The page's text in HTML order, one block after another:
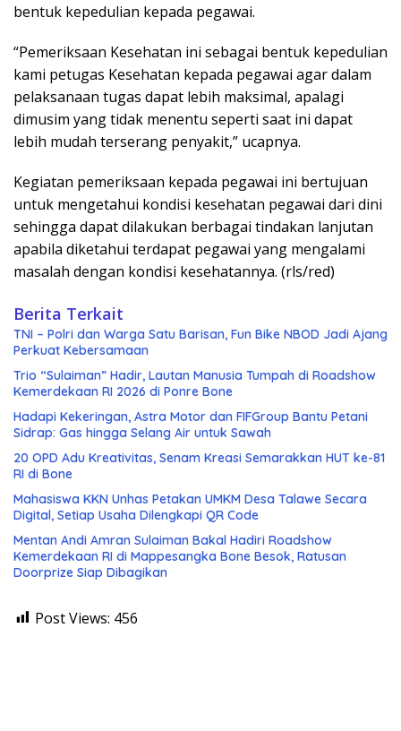
bentuk kepedulian kepada pegawai.
“Pemeriksaan Kesehatan ini sebagai bentuk kepedulian
kami petugas Kesehatan kepada pegawai agar dalam
pelaksanaan tugas dapat lebih maksimal, apalagi
dimusim yang tidak menentu seperti saat ini dapat
lebih mudah terserang penyakit,” ucapnya.
Kegiatan pemeriksaan kepada pegawai ini bertujuan
untuk mengetahui kondisi kesehatan pegawai dari dini
sehingga dapat dilakukan berbagai tindakan lanjutan
apabila diketahui terdapat pegawai yang mengalami
masalah dengan kondisi kesehatannya. (rls/red)
Berita Terkait
TNI – Polri dan Warga Satu Barisan, Fun Bike NBOD Jadi Ajang
Perkuat Kebersamaan
Trio “Sulaiman” Hadir, Lautan Manusia Tumpah di Roadshow
Kemerdekaan RI 2026 di Ponre Bone
Hadapi Kekeringan, Astra Motor dan FIFGroup Bantu Petani
Sidrap: Gas hingga Selang Air untuk Sawah
20 OPD Adu Kreativitas, Senam Kreasi Semarakkan HUT ke-81
RI di Bone
Mahasiswa KKN Unhas Petakan UMKM Desa Talawe Secara
Digital, Setiap Usaha Dilengkapi QR Code
Mentan Andi Amran Sulaiman Bakal Hadiri Roadshow
Kemerdekaan RI di Mappesangka Bone Besok, Ratusan
Doorprize Siap Dibagikan
Post Views: 456